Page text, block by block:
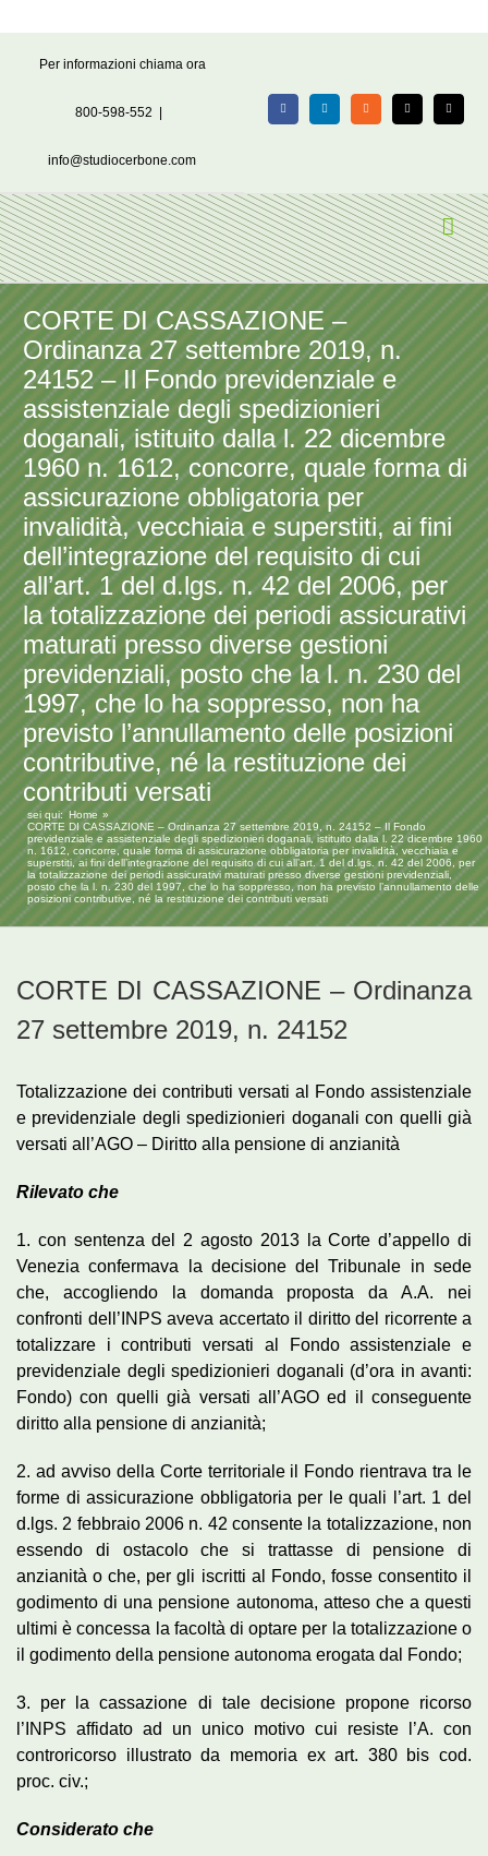
Per informazioni chiama ora
800-598-552
info@studiocerbone.com
FacebookLinkedIn Rss X Email
CORTE DI CASSAZIONE –
Ordinanza 27 settembre 2019, n.
24152 – Il Fondo previdenziale e
assistenziale degli spedizionieri
doganali, istituito dalla l. 22 dicembre
1960 n. 1612, concorre, quale forma di
assicurazione obbligatoria per
invalidità, vecchiaia e superstiti, ai fini
dell’integrazione del requisito di cui
all’art. 1 del d.lgs. n. 42 del 2006, per
la totalizzazione dei periodi assicurativi
maturati presso diverse gestioni
previdenziali, posto che la l. n. 230 del
1997, che lo ha soppresso, non ha
previsto l’annullamento delle posizioni
contributive, né la restituzione dei
contributi versati
sei qui: Home
CORTE DI CASSAZIONE – Ordinanza 27 settembre 2019, n. 24152 – Il Fondo
previdenziale e assistenziale degli spedizionieri doganali, istituito dalla l. 22 dicembre 1960
n. 1612, concorre, quale forma di assicurazione obbligatoria per invalidità, vecchiaia e
superstiti, ai fini dell’integrazione del requisito di cui all’art. 1 del d.lgs. n. 42 del 2006, per
la totalizzazione dei periodi assicurativi maturati presso diverse gestioni previdenziali,
posto che la l. n. 230 del 1997, che lo ha soppresso, non ha previsto l’annullamento delle
posizioni contributive, né la restituzione dei contributi versati
CORTE DI CASSAZIONE – Ordinanza
27 settembre 2019, n. 24152
Totalizzazione dei contributi versati al Fondo assistenziale
e previdenziale degli spedizionieri doganali con quelli già
versati all’AGO – Diritto alla pensione di anzianità
Rilevato che
1. con sentenza del 2 agosto 2013 la Corte d’appello di
Venezia confermava la decisione del Tribunale in sede
che, accogliendo la domanda proposta da A.A. nei
confronti dell’INPS aveva accertato il diritto del ricorrente a
totalizzare i contributi versati al Fondo assistenziale e
previdenziale degli spedizionieri doganali (d’ora in avanti:
Fondo) con quelli già versati all’AGO ed il conseguente
diritto alla pensione di anzianità;
2. ad avviso della Corte territoriale il Fondo rientrava tra le
forme di assicurazione obbligatoria per le quali l’art. 1 del
d.lgs. 2 febbraio 2006 n. 42 consente la totalizzazione, non
essendo di ostacolo che si trattasse di pensione di
anzianità o che, per gli iscritti al Fondo, fosse consentito il
godimento di una pensione autonoma, atteso che a questi
ultimi è concessa la facoltà di optare per la totalizzazione o
il godimento della pensione autonoma erogata dal Fondo;
3. per la cassazione di tale decisione propone ricorso
l’INPS affidato ad un unico motivo cui resiste l’A. con
controricorso illustrato da memoria ex art. 380 bis cod.
proc. civ.;
Considerato che